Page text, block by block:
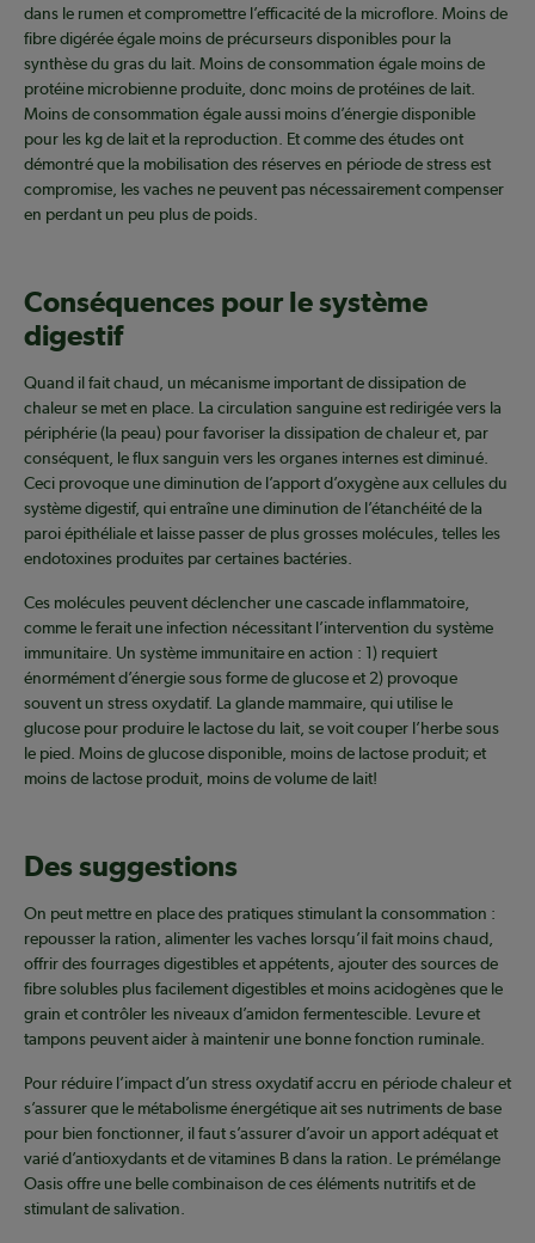
dans le rumen et compromettre l’efficacité de la microflore. Moins de
fibre digérée égale moins de précurseurs disponibles pour la
synthèse du gras du lait. Moins de consommation égale moins de
protéine microbienne produite, donc moins de protéines de lait.
Moins de consommation égale aussi moins d’énergie disponible
pour les kg de lait et la reproduction. Et comme des études ont
démontré que la mobilisation des réserves en période de stress est
compromise, les vaches ne peuvent pas nécessairement compenser
en perdant un peu plus de poids.
Conséquences pour le système
digestif
Quand il fait chaud, un mécanisme important de dissipation de
chaleur se met en place. La circulation sanguine est redirigée vers la
périphérie (la peau) pour favoriser la dissipation de chaleur et, par
conséquent, le flux sanguin vers les organes internes est diminué.
Ceci provoque une diminution de l’apport d’oxygène aux cellules du
système digestif, qui entraîne une diminution de l’étanchéité de la
paroi épithéliale et laisse passer de plus grosses molécules, telles les
endotoxines produites par certaines bactéries.
Ces molécules peuvent déclencher une cascade inflammatoire,
comme le ferait une infection nécessitant l’intervention du système
immunitaire. Un système immunitaire en action : 1) requiert
énormément d’énergie sous forme de glucose et 2) provoque
souvent un stress oxydatif. La glande mammaire, qui utilise le
glucose pour produire le lactose du lait, se voit couper l’herbe sous
le pied. Moins de glucose disponible, moins de lactose produit; et
moins de lactose produit, moins de volume de lait!
Des suggestions
On peut mettre en place des pratiques stimulant la consommation :
repousser la ration, alimenter les vaches lorsqu’il fait moins chaud,
offrir des fourrages digestibles et appétents, ajouter des sources de
fibre solubles plus facilement digestibles et moins acidogènes que le
grain et contrôler les niveaux d’amidon fermentescible. Levure et
tampons peuvent aider à maintenir une bonne fonction ruminale.
Pour réduire l’impact d’un stress oxydatif accru en période chaleur et
s’assurer que le métabolisme énergétique ait ses nutriments de base
pour bien fonctionner, il faut s’assurer d’avoir un apport adéquat et
varié d’antioxydants et de vitamines B dans la ration. Le prémélange
Oasis offre une belle combinaison de ces éléments nutritifs et de
stimulant de salivation.